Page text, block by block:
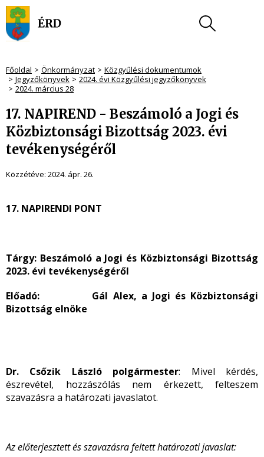
Főoldal Önkormányzat
Közgyűlési dokumentumok
Jegyzőkönyvek
2024. évi Közgyűlési jegyzőkönyvek
2024. március 28
17. NAPIREND - Beszámoló a Jogi és
Közbiztonsági Bizottság 2023. évi
tevékenységéről
Közzétéve: 2024. ápr. 26.
17. NAPIRENDI PONT
Tárgy: Beszámoló a Jogi és Közbiztonsági Bizottság
2023. évi tevékenységéről
Előadó: Gál Alex, a Jogi és Közbiztonsági
Bizottság elnöke
Dr. Csőzik László polgármester: Mivel kérdés,
észrevétel, hozzászólás nem érkezett, felteszem
szavazásra a határozati javaslatot.
Az előterjesztett és szavazásra feltett határozati javaslat: